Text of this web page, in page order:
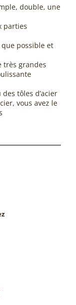
double, une
parties
possible et
très grandes
tôles d’acier
vous avez le